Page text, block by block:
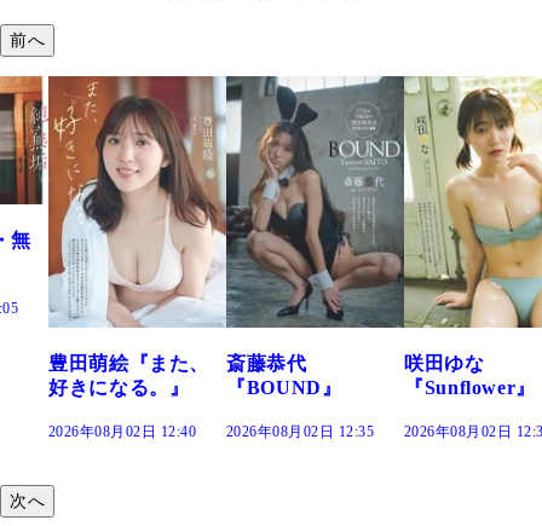
前へ
斎藤恭代
『BOUND』
2026年08月02日 12:35
咲田ゆな
『Sunflower』
2026年08月02日 12:30
藤水咲桜『花
だまり』
2026年08月02日
次へ